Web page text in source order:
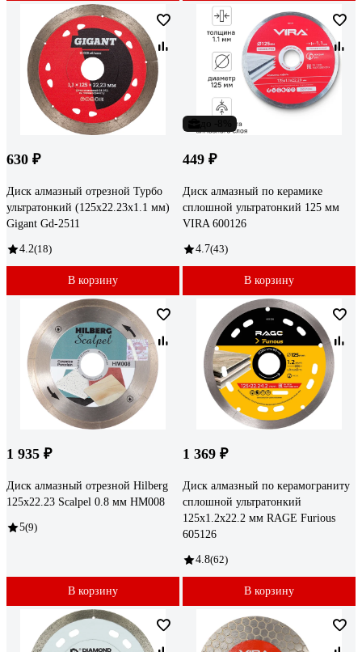
630 ₽
Диск алмазный отрезной Турбо
ультратонкий (125x22.23х1.1 мм)
Gigant Gd-2511
4.2(18)
В корзину
449 ₽
Диск алмазный по керамике
сплошной ультратонкий 125 мм
VIRA 600126
4.7(43)
В корзину
1 935 ₽
Диск алмазный отрезной Hilberg
125x22.23 Scalpel 0.8 мм HM008
5(9)
В корзину
1 369 ₽
Диск алмазный по керамограниту
сплошной ультратонкий
125х1.2х22.2 мм RAGE Furious
605126
4.8(62)
В корзину